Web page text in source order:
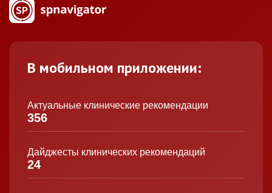
В мобильном приложении:
Актуальные клинические рекомендации
356
Дайджесты клинических рекомендаций
24